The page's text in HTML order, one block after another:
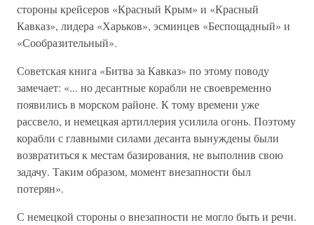
стороны крейсеров «Красный Крым» и «Красный
Кавказ», лидера «Харьков», эсминцев «Беспощадный» и
«Сообразительный».
Советская книга «Битва за Кавказ» по этому поводу
замечает: «... но десантные корабли не своевременно
появились в морском районе. К тому времени уже
рассвело, и немецкая артиллерия усилила огонь. Поэтому
корабли с главными силами десанта вынуждены были
возвратиться к местам базирования, не выполнив свою
задачу. Таким образом, момент внезапности был
потерян».
С немецкой стороны о внезапности не могло быть и речи.